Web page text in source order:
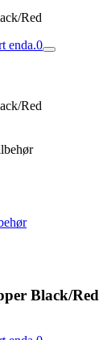
Red
enda.0
Red
Black/Red